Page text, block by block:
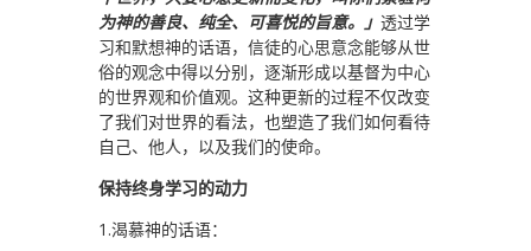
为神的善良、纯全、可喜悦的旨意。」 透过学
习和默想神的话语，信徒的心思意念能够从世
俗的观念中得以分别，逐渐形成以基督为中心
的世界观和价值观。这种更新的过程不仅改变
了我们对世界的看法，也塑造了我们如何看待
自己、他人，以及我们的使命。
保持终身学习的动力
1.渴慕神的话语：